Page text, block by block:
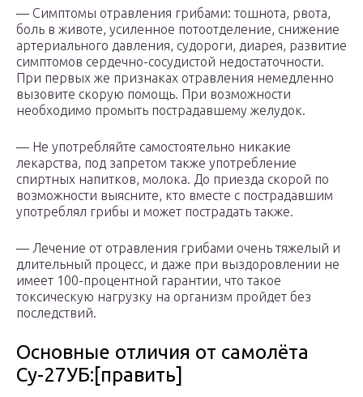
— Симптомы отравления грибами: тошнота, рвота,
боль в животе, усиленное потоотделение, снижение
артериального давления, судороги, диарея, развитие
симптомов сердечно-сосудистой недостаточности.
При первых же признаках отравления немедленно
вызовите скорую помощь. При возможности
необходимо промыть пострадавшему желудок.
— Не употребляйте самостоятельно никакие
лекарства, под запретом также употребление
спиртных напитков, молока. До приезда скорой по
возможности выясните, кто вместе с пострадавшим
употреблял грибы и может пострадать также.
— Лечение от отравления грибами очень тяжелый и
длительный процесс, и даже при выздоровлении не
имеет 100-процентной гарантии, что такое
токсическую нагрузку на организм пройдет без
последствий.
Основные отличия от самолёта
Су-27УБ:[править]